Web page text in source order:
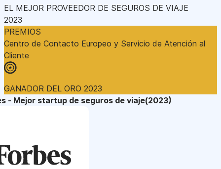
EL MEJOR PROVEEDOR DE SEGUROS DE VIAJE
2023
PREMIOS
Centro de Contacto Europeo y Servicio de Atención al
Cliente
GANADOR DEL ORO 2023
- Mejor startup de seguros de viaje(2023)